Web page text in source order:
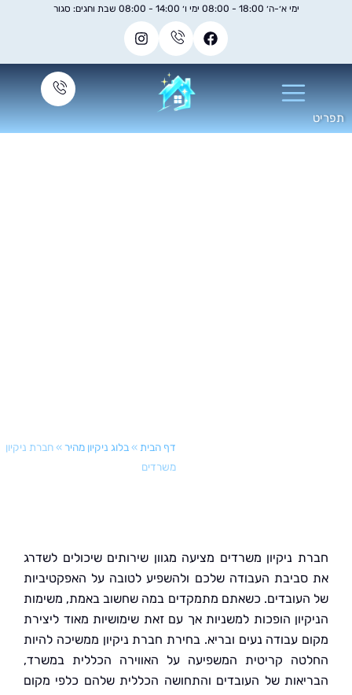
»בלוג ניקיון מהיר »חברת ניקיון
ניקיון משרדים מציעה מגוון שירותים שיכולים לשדרג
העבודה שלכם ולהשפיע לטובה על האפקטיביות
כשאתם מתמקדים במה שחשוב באמת, משימות
הופכות למשניות אך עם זאת שימושיות מאוד ליצירת
עבודה נעים ובריא. בחירת חברת ניקיון ממשיכה להיות
קריטית המשפיעה על האווירה הכללית במשרד,
של העובדים והתחושה הכללית שלהם כלפי מקום